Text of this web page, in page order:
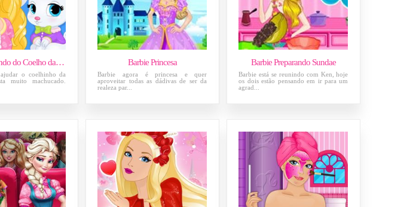
Barbie Cuidando do Coelho da Páscoa
o coelhinho da
muito machucado.
Barbie Princesa
Barbie agora é princesa e quer
aproveitar todas as dádivas de ser da
realeza par...
Barbie Preparando Sundae
Barbie está se reunindo com Ken, hoje
os dois estão pensando em ir para um
agrad...